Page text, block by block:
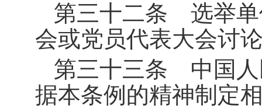
第三十二条 选举单
会或党员代表大会讨
第三十三条 中国人
据本条例的精神制定